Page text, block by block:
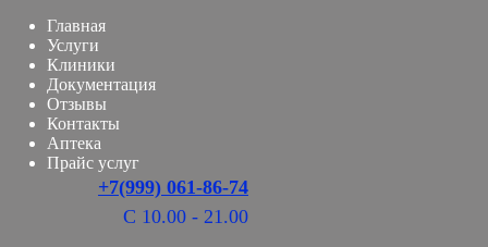
Главная
Услуги
Клиники
Документация
Отзывы
Контакты
Аптека
Прайс услуг
+7(999) 061-86-74
С 10.00 - 21.00